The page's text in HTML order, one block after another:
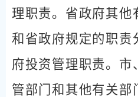
理职责。省政府其他
和省政府规定的职责
府投资管理职责。市
管部门和其他有关部